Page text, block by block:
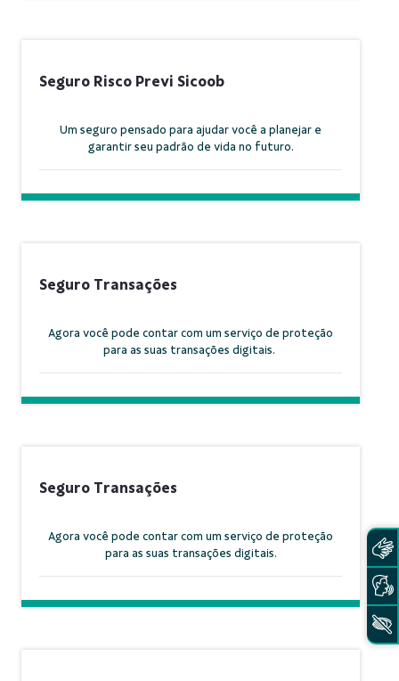
Seguro Risco Previ Sicoob
Um seguro pensado para ajudar você a planejar e
garantir seu padrão de vida no futuro.
Seguro Transações
Agora você pode contar com um serviço de proteção
para as suas transações digitais.
Seguro Transações
Agora você pode contar com um serviço de proteção
para as suas transações digitais.